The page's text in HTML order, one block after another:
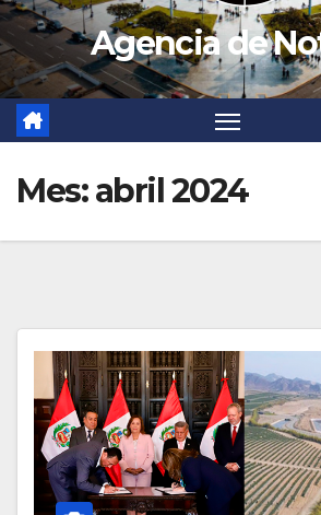
Agencia de
Mes:abril 2024